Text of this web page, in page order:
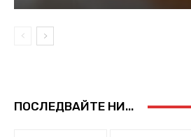
ПОСЛЕДВАЙТЕ НИ...